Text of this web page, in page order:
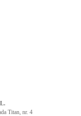
Titan, nr. 4